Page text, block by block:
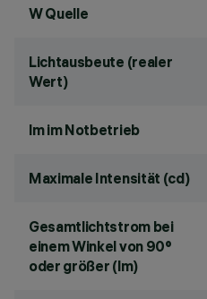
W Quelle
Lichtausbeute (realer
Wert)
lm im Notbetrieb
Maximale Intensität (cd)
Gesamtlichtstrom bei
einem Winkel von 90°
oder größer (lm)